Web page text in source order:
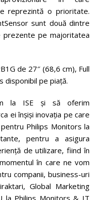
reprezintă o prioritate.
sunt două dintre
prezente pe majoritatea
de 27″ (68,6 cm), Full
disponibil pe piață.
la ISE și să oferim
ei înșiși inovația pe care
Philips Monitors la
pentru a asigura
de utilizare, fiind în
în care ne vom
companii, business-uri
Global Marketing
la Philips Monitors & IT